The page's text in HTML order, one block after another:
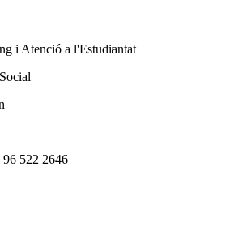
i Atenció a l'Estudiantat
522 2646